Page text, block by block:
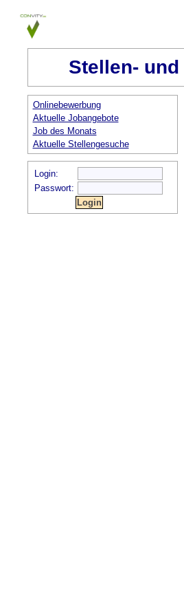
Stellen- und
Onlinebewerbung
Aktuelle Jobangebote
Job des Monats
Aktuelle Stellengesuche
Login:
Passwort: